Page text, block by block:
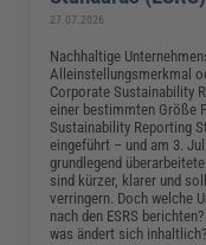
27.07.2026
Nachhaltige
Alleinstellungsmerkmal
Corporate Sustainability
einer bestimmten Größe
Sustainability Reporting
eingeführt – und am 3.
grundlegend
sind kürzer, klarer und
verringern. Doch welche
nach den ESRS
was ändert sich inhaltlich?